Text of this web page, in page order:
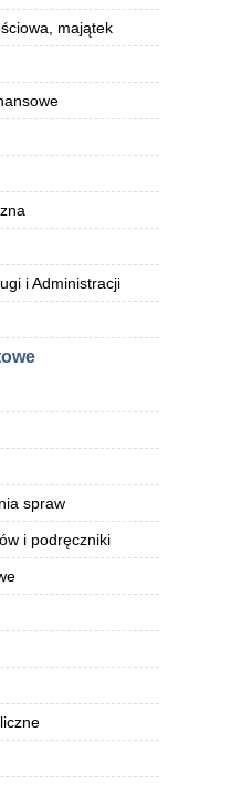
majątek
i Administracji
spraw
i podręczniki